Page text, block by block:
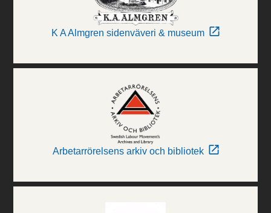
K A Almgren sidenväveri & museum
Arbetarrörelsens arkiv och bibliotek